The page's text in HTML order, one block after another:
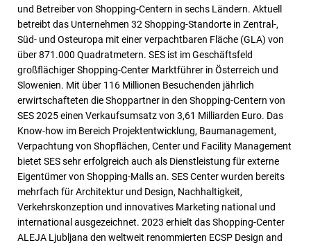
und Betreiber von Shopping-Centern in sechs Ländern. Aktuell
betreibt das Unternehmen 32 Shopping-Standorte in Zentral-,
Süd- und Osteuropa mit einer verpachtbaren Fläche (GLA) von
über 871.000 Quadratmetern. SES ist im Geschäftsfeld
großflächiger Shopping-Center Marktführer in Österreich und
Slowenien. Mit über 116 Millionen Besuchenden jährlich
erwirtschafteten die Shoppartner in den Shopping-Centern von
SES 2025 einen Verkaufsumsatz von 3,61 Milliarden Euro. Das
Know-how im Bereich Projektentwicklung, Baumanagement,
Verpachtung von Shopflächen, Center und Facility Management
bietet SES sehr erfolgreich auch als Dienstleistung für externe
Eigentümer von Shopping-Malls an. SES Center wurden bereits
mehrfach für Architektur und Design, Nachhaltigkeit,
Verkehrskonzeption und innovatives Marketing national und
international ausgezeichnet. 2023 erhielt das Shopping-Center
ALEJA Ljubljana den weltweit renommierten ECSP Design and